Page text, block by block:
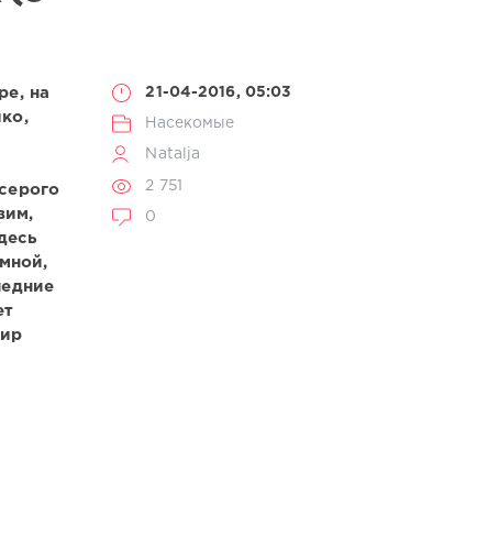
21-04-2016, 05:03
Насекомые
Natalja
2 751
0
на